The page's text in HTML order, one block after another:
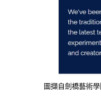
圖擷自劍橋藝術